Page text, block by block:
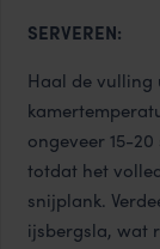
SERVEREN:
Haal de vulling
ongeveer 15-
totdat het
snijplank.
ijsbergsla, wat